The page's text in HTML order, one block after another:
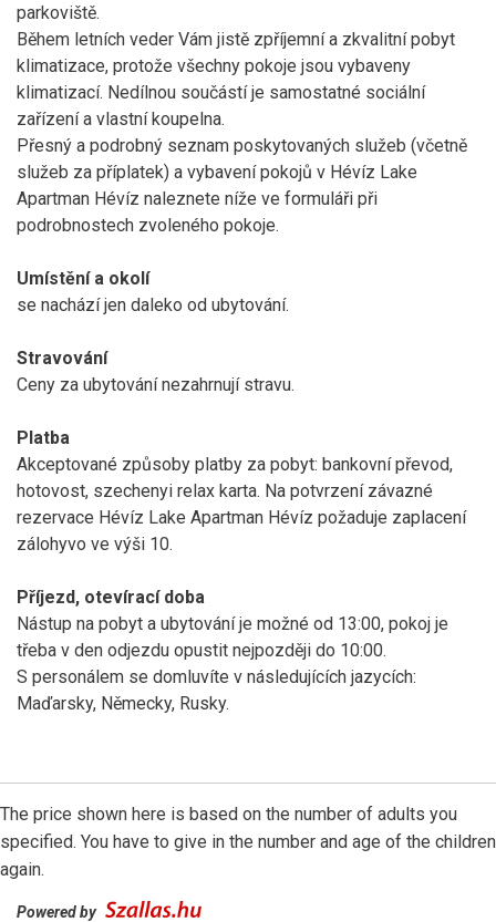
parkoviště.
Během letních veder Vám jistě zpříjemní a zkvalitní pobyt
klimatizace, protože všechny pokoje jsou vybaveny
klimatizací. Nedílnou součástí je samostatné sociální
zařízení a vlastní koupelna.
Přesný a podrobný seznam poskytovaných služeb (včetně
služeb za příplatek) a vybavení pokojů v Hévíz Lake
Apartman Hévíz naleznete níže ve formuláři při
podrobnostech zvoleného pokoje.
Umístění a okolí
se nachází jen daleko od ubytování.
Stravování
Ceny za ubytování nezahrnují stravu.
Platba
Akceptované způsoby platby za pobyt: bankovní převod,
hotovost, szechenyi relax karta. Na potvrzení závazné
rezervace Hévíz Lake Apartman Hévíz požaduje zaplacení
zálohyvo ve výši 10.
Příjezd, otevírací doba
Nástup na pobyt a ubytování je možné od 13:00, pokoj je
třeba v den odjezdu opustit nejpozději do 10:00.
S personálem se domluvíte v následujících jazycích:
Maďarsky, Německy, Rusky.
The price shown here is based on the number of adults you
specified. You have to give in the number and age of the children
again.
Powered by